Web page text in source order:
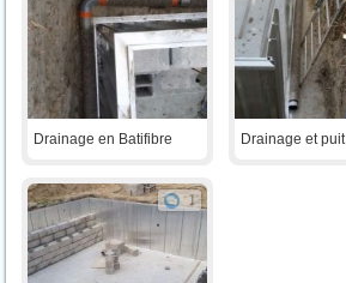
Drainage en Batifibre Drainage et puit
1